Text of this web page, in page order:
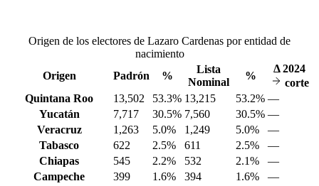
Origen de los electores de Lazaro Cardenas por entidad de
nacimiento
Origen
Padrón %
Lista
Nominal
%
Δ2024
corte
Quintana Roo
13,502 53.3% 13,215 53.2% —
Yucatán
7,717 30.5% 7,560 30.5% —
Veracruz
1,263 5.0% 1,249 5.0%
—
Tabasco
622 2.5% 611 2.5%
—
Chiapas
545 2.2% 532 2.1%
—
Campeche
399 1.6% 394 1.6%
—